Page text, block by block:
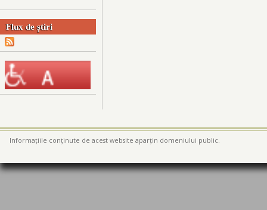
Flux de știri
Informațiile conținute de acest website aparțin domeniului public.